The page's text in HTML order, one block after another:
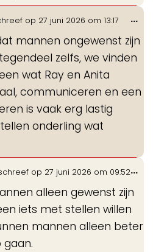
op 27 juni 2026 om 13:17
mannen ongewenst zijn
zelfs, we vinden
wat Ray en Anita
communiceren en een
is vaak erg lastig
onderling wat
...
op 27 juni 2026 om 09:52
alleen gewenst zijn
iets met stellen willen
mannen alleen beter
...